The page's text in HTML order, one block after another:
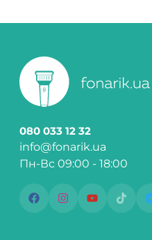
080 033 12 32
info@fonarik.ua
Пн-Вс 09:00 - 18:00